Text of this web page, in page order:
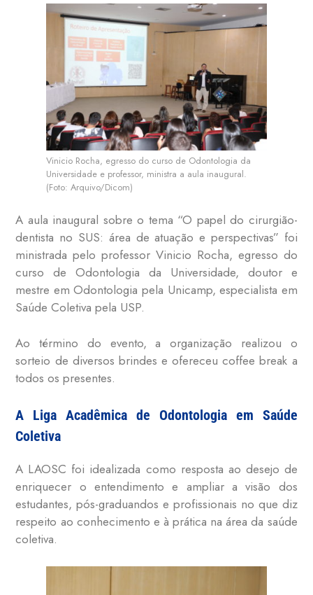
Vinicio Rocha, egresso do curso de Odontologia da
Universidade e professor, ministra a aula inaugural.
(Foto: Arquivo/Dicom)
A aula inaugural sobre o tema “O papel do cirurgião-
dentista no SUS: área de atuação e perspectivas” foi
ministrada pelo professor Vinicio Rocha, egresso do
curso de Odontologia da Universidade, doutor e
mestre em Odontologia pela Unicamp, especialista em
Saúde Coletiva pela USP.
Ao término do evento, a organização realizou o
sorteio de diversos brindes e ofereceu coffee break a
todos os presentes.
A Liga Acadêmica de Odontologia em Saúde
Coletiva
A LAOSC foi idealizada como resposta ao desejo de
enriquecer o entendimento e ampliar a visão dos
estudantes, pós-graduandos e profissionais no que diz
respeito ao conhecimento e à prática na área da saúde
coletiva.